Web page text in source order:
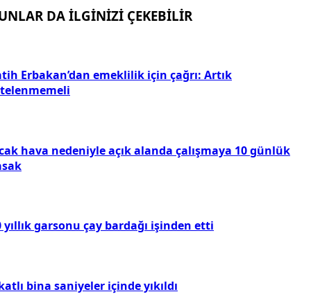
DA İLGİNİZİ ÇEKEBİLİR
Erbakan’dan emeklilik için çağrı: Artık
hava nedeniyle açık alanda çalışmaya 10 günlük
yıllık garsonu çay bardağı işinden etti
bina saniyeler içinde yıkıldı